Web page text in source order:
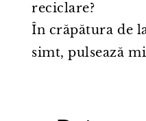
reciclare?
În crăpătura de
simt, pulsează